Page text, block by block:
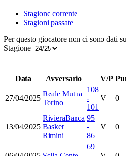
Stagione corrente
Stagioni passate
Per questo giocatore non ci sono dati
Stagione
Data
Avversario V/P
27/04/2025
Reale Mutua
Torino
108
-
101
V 0
13/04/2025
RivieraBanca
Basket
Rimini
95
-
86
V 0
69